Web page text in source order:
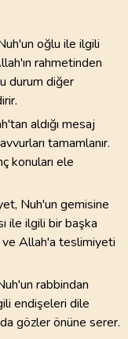
oğlu ile ilgili
rahmetinden
durum diğer
aldığı mesaj
tamamlanır.
konuları ele
Nuh'un gemisine
ile ilgili bir başka
ve Allah'a teslimiyeti
rabbindan
endişeleri dile
gözler önüne serer.